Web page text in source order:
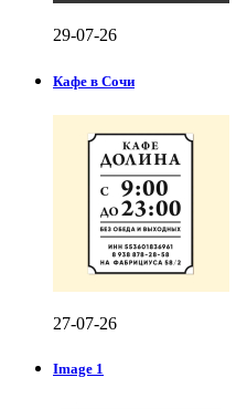
29-07-26
Кафе в Сочи
27-07-26
Image 1